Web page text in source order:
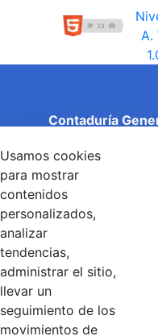
Contaduría
Entidad adscrita al
Público
Torre 1 (Aire) - Piso 15,
Código Postal: 111071
Linkedin
Usamos cookies
para mostrar
contenidos
personalizados,
analizar
tendencias,
administrar el sitio,
llevar un
seguimiento de los
movimientos de